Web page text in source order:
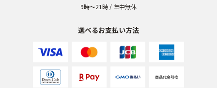
9時〜21時 / 年中無休
選べるお支払い方法